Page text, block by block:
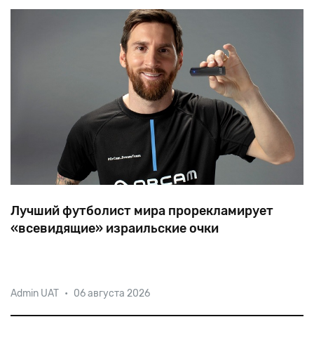
Лучший футболист мира прорекламирует
«всевидящие» израильские очки
«Бриллиантового мяча» как лучший футболист
планеты, Лионель Месси примет участие в
Admin UAT • 06 августа 2026